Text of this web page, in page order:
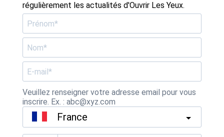
régulièrement les actualités d'Ouvrir Les Yeux.
Veuillez renseigner votre adresse email pour vous
inscrire. Ex. : abc@xyz.com
France